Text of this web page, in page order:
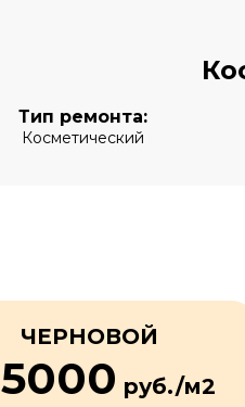
Тип ремонта:
Косметический
ЧЕРНОВОЙ
5000 руб./м2